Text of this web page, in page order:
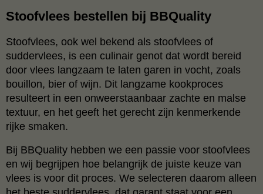
Stoofvlees bestellen bij BBQuality
Stoofvlees, ook wel bekend als stoofvlees of
suddervlees, is een culinair genot dat wordt bereid
door vlees langzaam te laten garen in vocht, zoals
bouillon, bier of wijn. Dit langzame kookproces
resulteert in een onweerstaanbaar zachte en malse
textuur, en het geeft het gerecht zijn kenmerkende
rijke smaken.
Bij BBQuality hebben we een passie voor stoofvlees
en wij begrijpen hoe belangrijk de juiste keuze van
vlees is voor dit proces. We selecteren daarom alleen